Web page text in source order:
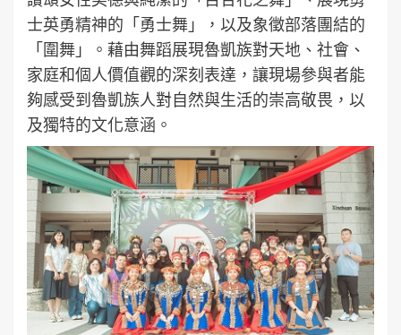
士英勇精神的「勇士舞」，以及象徵部落團結的
「圍舞」。藉由舞蹈展現魯凱族對天地、社會、
家庭和個人價值觀的深刻表達，讓現場參與者能
夠感受到魯凱族人對自然與生活的崇高敬畏，以
及獨特的文化意涵。